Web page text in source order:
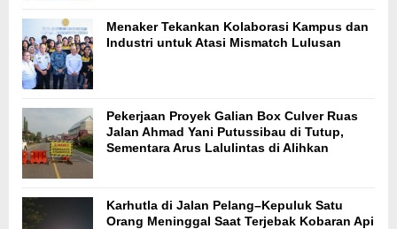
Menaker Tekankan Kolaborasi Kampus dan
Industri untuk Atasi Mismatch Lulusan
Pekerjaan Proyek Galian Box Culver Ruas
Jalan Ahmad Yani Putussibau di Tutup,
Sementara Arus Lalulintas di Alihkan
Karhutla di Jalan Pelang–Kepuluk Satu
Orang Meninggal Saat Terjebak Kobaran Api